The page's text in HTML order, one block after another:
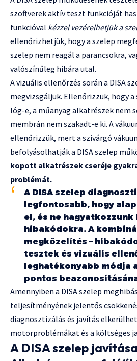
szoftverek aktív teszt funkcióját
funkcióval kézzel vezérelhetjük a
ellenőrizhetjük, hogy a szelep
szelep nem reagál a parancsokra,
valószínűleg hibára utal.
A vizuális ellenőrzés során a DISA
megvizsgáljuk. Ellenőrizzük, hogy
lóg-e, a műanyag alkatrészek nem
membrán nem szakadt-e ki. A
ellenőrizzük, mert a szivárgó
befolyásolhatják a DISA szelep
kopott alkatrészek cseréje
problémát.
A DISA szelep
legfontosabb, hogy
el, és ne hagyatkozzunk
hibakódokra. A
megközelítés –
tesztek és vizuális
leghatékonyabb módja
pontos
Amennyiben a DISA szelep
teljesítményének jelentős
diagnosztizálás és javítás
motorproblémákat és a költséges
A DISA szelep